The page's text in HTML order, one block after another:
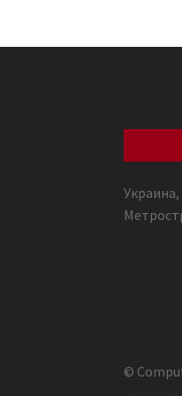
Украина,
©